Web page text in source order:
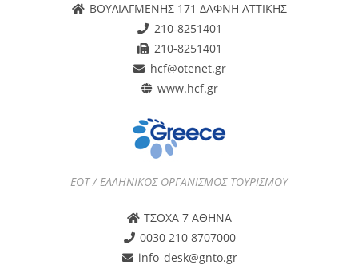
ΒΟΥΛΙΑΓΜΕΝΗΣ 171 ΔΑΦΝΗ ΑΤΤΙΚΗΣ
210-8251401
210-8251401
hcf@otenet.gr
www.hcf.gr
ΕΟΤ / ΕΛΛΗΝΙΚΟΣ ΟΡΓΑΝΙΣΜΟΣ ΤΟΥΡΙΣΜΟΥ
ΤΣΟΧΑ 7 ΑΘΗΝΑ
0030 210 8707000
info_desk@gnto.gr